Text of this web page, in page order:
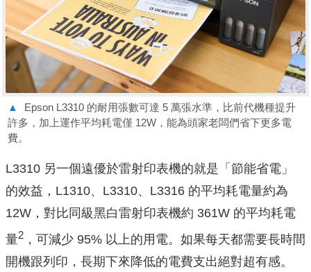
▲
Epson L3310 的耐用張數可達 5 萬張水準，比前代機種提升
許多，加上運作平均耗電僅 12W，能為頭家老闆們省下更多電
費。
L3310 另一個遠優於雷射印表機的就是「節能省電」
的效益，L1310、L3310、L3316 的平均耗電量約為
12W，對比同級黑白雷射印表機約 361W 的平均耗電
量2 ，可減少 95% 以上的用電。如果每天都需要長時間
開機跟列印，長期下來降低的電費支出絕對超有感。